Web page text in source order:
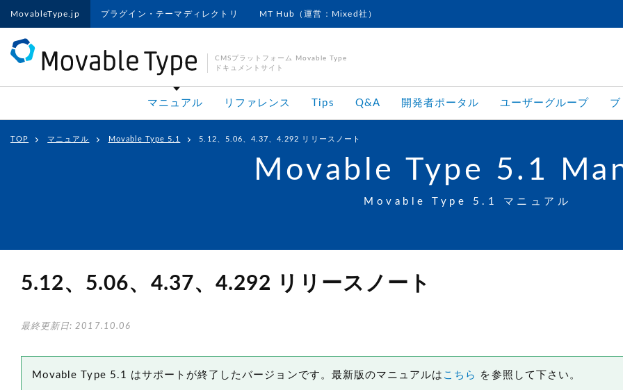
MovableType.jp プラグイン・テーマディレクトリ MT Hub（運営：Mixed社）
CMSプラットフォーム Movable Type
ドキュメントサイト
マニュアル リファレンス Tips Q&A 開発者ポータル ユーザーグループ ブ
TOP マニュアル Movable Type 5.1 5.12、5.06、4.37、4.292 リリースノート
Movable Type 5.1
Movable Type 5.1 マニュアル
5.12、5.06、4.37、4.292 リリースノート
最終更新日: 2017.10.06
Movable Type 5.1 はサポートが終了したバージョンです。最新版のマニュアルは こちら を参照して下さい。